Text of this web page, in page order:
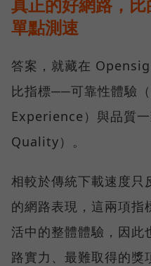
單點測速
答案，就藏在
比指標──可靠性體驗
Experience）與品質
Quality）。
相較於傳統下載速度只
的網路表現，這兩項指
活中的整體體驗，因此
路實力、最難取得的獎